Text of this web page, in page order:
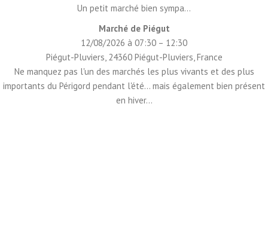
Un petit marché bien sympa...
Marché de Piégut
12/08/2026 à 07:30 – 12:30
Piégut-Pluviers, 24360 Piégut-Pluviers, France
Ne manquez pas l'un des marchés les plus vivants et des plus
importants du Périgord pendant l'été... mais également bien présent
en hiver...